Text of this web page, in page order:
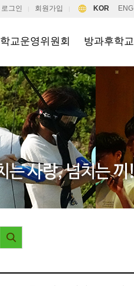
로그인 회원가입 KOR ENG
학교운영위원회 방과후학교